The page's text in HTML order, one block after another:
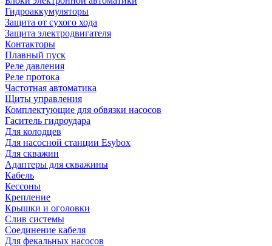
Гидроаккумуляторы
Защита от сухого хода
Защита электродвигателя
Контакторы
Плавный пуск
Реле давления
Реле протока
Частотная автоматика
Щиты управления
Комплектующие для обвязки насосов
Гаситель гидроудара
Для колодцев
Для насосной станции Esybox
Для скважин
Адаптеры для скважины
Кабель
Кессоны
Крепление
Крышки и оголовки
Слив системы
Соединение кабеля
Для фекальных насосов